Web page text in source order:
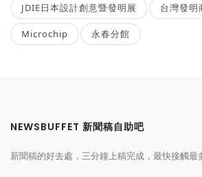
JDIE日本設計創意暨發明展 台灣發明
Microchip 永春分館
NEWSBUFFET 新聞稿自助吧
新聞稿的好去處，三分鐘上稿完成，最快接觸最